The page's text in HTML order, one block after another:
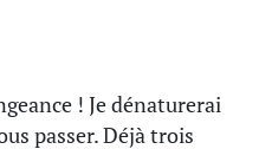
! Je dénaturerai
passer. Déjà trois